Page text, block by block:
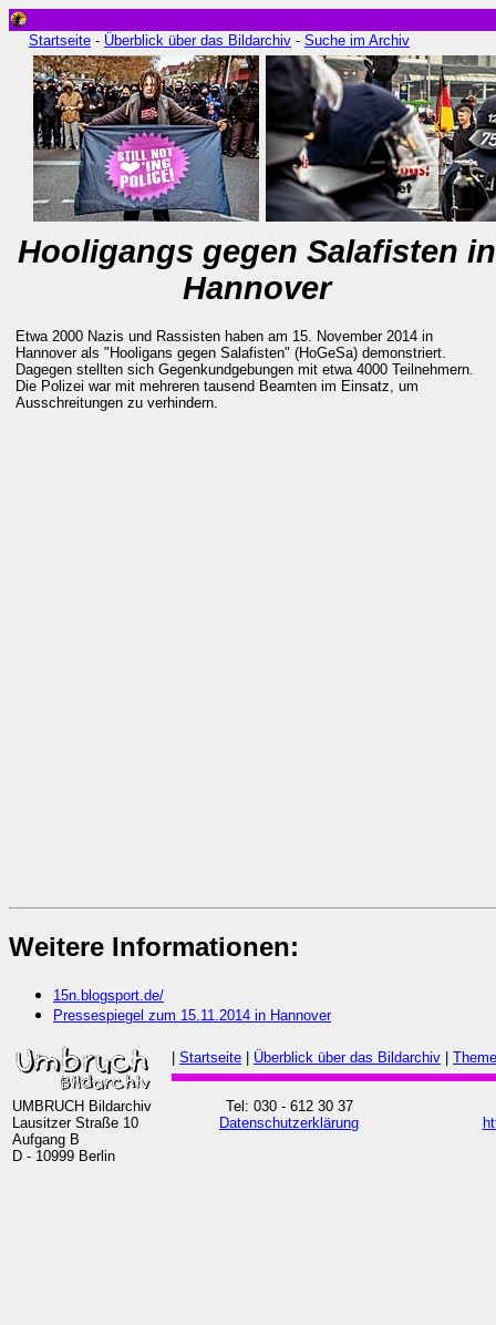
Startseite - Überblick über das Bildarchiv - Suche im Archiv
Hooligangs gegen Salafisten in
Hannover
Etwa 2000 Nazis und Rassisten haben am 15. November 2014 in
Hannover als "Hooligans gegen Salafisten" (HoGeSa) demonstriert.
Dagegen stellten sich Gegenkundgebungen mit etwa 4000 Teilnehmern.
Die Polizei war mit mehreren tausend Beamten im Einsatz, um
Ausschreitungen zu verhindern.
Weitere Informationen:
15n.blogsport.de/
Pressespiegel zum 15.11.2014 in Hannover
Startseite Überblick über das Bildarchiv
UMBRUCH Bildarchiv
Lausitzer Straße 10
Aufgang B
D - 10999 Berlin
Tel: 030 - 612 30 37
Datenschutzerklärung